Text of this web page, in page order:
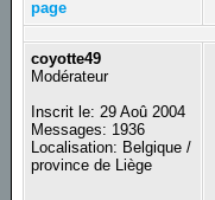
page
coyotte49
Modérateur
Inscrit le: 29 Aoû 2004
Messages: 1936
Localisation: Belgique /
province de Liège